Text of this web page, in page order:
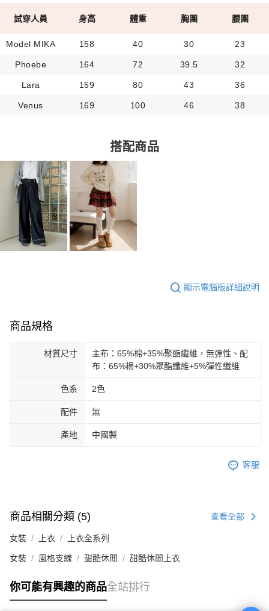
試穿人員 身高 體重 胸圍 腰圍
Model MIKA 158 40 30 23
Phoebe 164 72 39.5 32
Lara 159 80 43 36
Venus 169 100 46 38
搭配商品
顯示電腦版詳細說明
商品規格
材質尺寸
主布：65%棉+35%聚酯纖維，無彈性、配
布：65%棉+30%聚酯纖維+5%彈性纖維
色系 2色
配件 無
產地 中國製
客服
商品相關分類 (5) 查看全部
女裝 上衣 上衣全系列
女裝 風格支線 甜酷休閒 甜酷休閒上衣
你可能有興趣的商品全站排行